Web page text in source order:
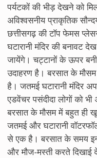
पर्यटकों की भीड़ देखने को
अविश्वसनीय प्राकृतिक
छत्तीसगढ़ की टॉप फेमस
घटारानी मंदिर की
जायेंगे। चट्टानों के ऊपर बनी
उदाहरण है। बरसात के
है। जतमई घटारानी मंदिर
एडवेंचर पसंदीदा लोगों को
बरसात के मौसम में बहुत ही
जतमई और घटारानी
से एक है। बरसात के समय इन
और मौज-मस्ती करते दिखाई